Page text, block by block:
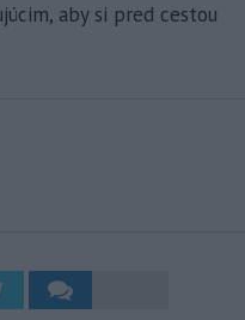
aby si pred cestou